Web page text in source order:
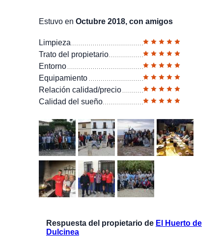
Estuvo en Octubre 2018, con amigos
Limpieza
Trato del propietario
Entorno
Equipamiento
Relación calidad/precio
Calidad del sueño
Respuesta del propietario de El Huerto de
Dulcinea